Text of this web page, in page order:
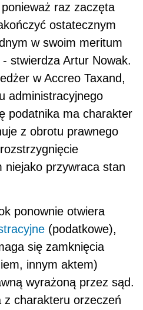
raz zaczęta
ostatecznym
w swoim meritum
stwierdza Artur Nowak.
w Accreo Taxand,
administracyjnego
podatnika ma charakter
z obrotu prawnego
niejako przywraca stan
ponownie otwiera
(podatkowe),
się zamknięcia
innym aktem)
wyrażoną przez sąd.
z charakteru orzeczeń